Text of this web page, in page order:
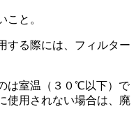
と。
する際には、フィルター
は室温（３０℃以下）で
使用されない場合は、廃